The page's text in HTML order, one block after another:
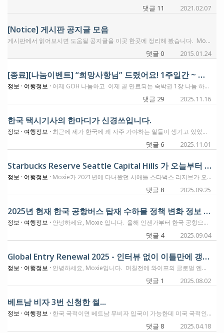
댓글 11 2021.02.07
[Notice] 게시판 공지글 모음
게시판에서 읽어보시면 도움될 공지글을 이곳 한곳에 정리해 봤습니다. Moxie 오픈게시판 이용 주의사항 및 운영방침 회원가입/활동시에 겪으시는 몇가지 애로사항에 대하여~ [꼭 읽어보세요] 크레딧카드 질문/조언 요청 모음글 게시판 사용법 팁 한가지 - 게시글의 정렬순서 업데이트 리스트로 보기 초보자들을 위한 Fly with Moxie 활용하기 초보자들을 위한 Fly with Moxie 활용하기 v2 2021년 Fly With Moxie Update Fly With Moxie에 작성하시는 글에 대한 몇가지 주의사항
댓글 0 2015.01.24
[종료][나눔이벤트] “희망사항님” 드렸어요! 1주일간 ~ 지금부터 11/23일까지! 요이땅!
정보 · 여행정보 · 어제 GOH 나눔하고 이제 곧 만료되는 숙박권 1장 나눔 하려고 합니다! 무려 “1-7 카테고리” 하얏트 숙박권이고요, 만료기간이 12월31일까지라 이왕이면 7 카테고리에 써주셨음 하는 바램입니다. (지금 제가 있는곳은 6 카테고리와 근처에 8 카테고리뿐이라..) 오늘부터 여행후기 올려주시는분들에 한해 11월23일까지의 후기로 Moxie님과 상의해서 보내드리도록 할께요! 유효기간이 12월31일이니까 “꼭 본인이 사용하여햐 하고 후기 또한 꼭 올려주셔야 해요 ;)” 숙박권을 일찍 받아 올리는 “이벤트” 올해 150박 목표였으나 101박에 멈췄어요 ㅠ 내년에는 더블나잇 이벤트 좀 받았으면 하는 바램입니다
댓글 29 2025.11.16
한국 택시기사의 한마디가 신경쓰입니다.
정보 · 여행정보 · 최근에 제가 한국에 꽤 자주 가야하는 일들이 생기고 있었는데요. 미국에서의 시간이 한국에서 자라왔던 시간보다 길어지면서, 그동안 변화해오던 한국의 여러가지에 한국에 갈때마다 적응을 나름 열심히 한다고 하고 있었습니다. 최근에 바뀌던 몇가지가, 한국을 내가 태어난곳이 아닌.... 그냥 전세계 어딘가 여행하는 그런 나라중에 하나로 생각되게 하는것들이 좀 있었는데요. 어제 와이프가 한국에 가면서 택시를 이용하면서 겪었던 일도 그중에 하나라고 생각합니다. (인천공항에서 집으로 가는 과정: 공항버스를 타고서 경기도로 이동해서, 공항버스 정류장에 내리면 기다리는 택시를 타고 집으로 이동) 몇달전 한국 방문시에, 공항버스에 무료로 가져갈 수 있는 가방 갯수에 대해서 뭐가 바뀐것이 있어서 글을 남긴적이 있었습니다. 와이프는 28인치가방(50파운드) 하나와 22인치 가방 하나를 가지고 갔는데요. 이번에 공항버스에서는 추가요금은 받지 않았다고 하는데. (이것도 누구는 받고 누구는 안받고.. 이거 어느장단에 춤을 춰야 하는지 모르겠습니다.) 공항버스 하차후에 택시를 타는데, 택시기사분이 차에 짐 넣는것을 안 도와주셨대요. 그러면서 가는동안 하시는 말씀이... "여행가방을 들고 타는 사람들은 이제 택시 승차를 못할수도 있다" 라고 하셨대요. 짐 넣는것을 도와주는것을 넘어서, 큰 여행가방이 있으면 탑승거부를 할 수도 있다는 건데요. 자차의 손상방지때문에 그렇다고 합니다. 평상시는 카카오택시 앱을 사용하기에, 사용후기를 남길수가 있는데... 공항버스에서 택시를 타는 그 과정에서 그런 앱이 필요없이 바로 보이는 택시를 타기에, 후에 리뷰는 남기거나 그럴수가 없는 상황이였습니다. 그러면 여행가방을 들고 대중교통을 이용하는 사람들은 어떤 방법으로 이동을 해야하나요? 이게 언제부터 이렇게 바뀌고 있는건가요? 아니면, 이날 만났던 기사님만 그렇게 얘기를 하는건지요? 대중교통을 이용하는건데, 누가 누구를 위해서 일을 하는건지요? (저는 실제로 아주 친절하신 택시기사님들을 많이 만나봤던 경험이 있기는 합니다) 많은 부분들이 좋아지고 있다는 한국이지만... 가끔 겪는 "아니... 이런?" 하는것들에 놀라워 할때가 있네요.
댓글 6 2025.11.01
Starbucks Reserve Seattle Capital Hills 가 오늘부터 문을 닫았습니다.
정보 · 여행정보 · Moxie가 2021년에 다녀왔던 시애틀 스타벅스 리저브가 오늘 (9/25)부터 문을 닫았습니다. https://www.businessinsider.com/seattle-capitol-hill-starbucks-reserve-roastery-iconic-store-closing-2025-9 상당히 인상이 깊었던 매장이였는데 아쉽게 되었고요. 그때 갔을때도 이곳의 위치가 조금은 애매한곳에 있다고 생각을 하기는 했습니다. 그때 다녀와서 남겼던 Moxie의 방문리뷰는 아래글에서 보실수 있습니다. Seattle 2021 #2 Pike Place Starbucks(Original Starbucks), 1st Starbucks Reserve Roastery Store Pike Place에 있는 원조 스타벅스 매장은 아직 잘 운영되고 있으니 그곳으로 가보셔요. 감사합니다.
댓글 8 2025.09.25
2025년 현재 한국 공항버스 탑재 수하물 정책 변화 정보 - 25인치미만 수하물 2개까지 무료
정보 · 여행정보 · 안녕하세요, Moxie 입니다. 올해 언젠가부터 한국 공항으로 다니는 공항버스/시외버스에 무료로 가지고 탈 수 있는 수하물 정책이 바뀐듯 합니다. 올해 5월에 한국에 다녀올때 경기도 서현역에서 인천공항으로 가는 버스를 타는 정류장에 있던 이런 공지를 볼 수 있어서 사진으로 찍어왔어요. 언젠가 정보로 남겨야지.. 그러고 사진은 전화기에 가지고 있다가, 어제 뜨레드에서 이 내용으로 이래 저래 말들이 꽤 삼천포로 빠지는것을 목격할 수 있었습니다. 지난 5월 경기도 서현역 공항버스 정류장에서 찍었던 사진인데요. 버스에 탑재하는 수하물의 사이즈를 잘 보셔야 추가금액을 내지 않을수 있어요. 20인치 가방과 골프백 하나는 모두 무료 20인치 가방과 25인치 가방, 이렇게 두개는 무료 28인치 가방이 있으면, 그 가방 하나만 무료. 그 외의 추가 가방은유료 설명이 복잡할 수 있을것 같은데, 25인치 미만의 가방은 2개까지 무료라고 생각하시면 될것 같습니다. 제가 사진을 찍을 당시에는 저기에는 1개당 8천원이라고 써 있는데요. 어제 뜨레드에서는 1개에 1만원을 받았다고 하네요. (저는 21인치와 24인치 하나씩 가져갔기에 돈을 내지는 않았습니다) 이렇게 바뀌어서 초과될때 돈을 내는건 맞고요. 가끔 기사님께서 눈 감아주시는 사례들이 있을수는 있으나.. 그건 그냥 좋은 기사님을 그날 만난것으로 생각해야지, 무료라고 생각하시면 안될것 같습니다. 한국 여행 요즘에 많이들 가시는데, 이것 알고 가셨으면 해요. 공항버스 예약할때에도 안내가 나온다고 하고요. (그런데 저는 거기서 본 기억은 없습니다) 공항터미널에도 아래와 같은 배너가 있다고 하네요. 1일 1소식의 Moxie 였습니다. (이거 큰일날 문구네요. 내일은 무슨 소식을 올리나? )
댓글 4 2025.09.04
Global Entry Renewal 2025 - 인터뷰 없이 이틀만에 갱신 승인
정보 · 여행정보 · 안녕하세요, Moxie입니다. 며칠전에 와이프의 글로벌 엔트리 (Global Entry) 갱신 신청을 하면서 메인 포스팅을 하나 작성한적이 있습니다. Global Entry(GE) Renewal Process with new fees (2025) – 영주권자용 위의 신청을 7월 26일에 했고, status에 언젠가 변화가 오겠지!! 하고 그냥 기다리기로 했었어요. 지난번에도 인터뷰 없이 갱신승인을 받았었는데, 이번에도 그럴지... 만약에 인터뷰를 해야한다고 하면 11월에 들어오면서 EoA를 해야겠구나!!! 그런 생각을 하고 있었는데요. 신청한지 이틀만에 Status에 변화가 생겼다는 이메일을 받았고, 싸이트에 들어가봤더니 위와 같이 변화가 있었습니다. 조만간 기간만료되는 정보가 있던창과 갱신 신청 정보를 보여주던 두개의 창이, 갱신 승인이 되면서 아래 하나의 정보창으로 바뀌었습니다. GE 실물카드는 2주안에 집으로 올것으로 보입니다. 이상 이번 Global Entry 갱신에 대한 업데이트였습니다. 아, 카드 선택 잘못했던 아멕스 플래티넘 카드에는, $120 챠지가 되어있고요. 크레딧은 적용되지 않았습니다. ㅠㅠ
댓글 1 2025.08.02
베트남 비자 3번 신청한 썰...
정보 · 여행정보 · 한국 국적이면 베트남 무비자 입국이 가능한데 미국 국적인 경우 관광 비자가 필요합니다. 비자 신청하면서 실수 저지르고 나서 레딧 찾아보니까 저와 같은 실수 저지른 사람들이 꽤 있길래 별 내용 아니지만 올려봅니다. 우선 베트남 single entry 30일짜리 비자가 25불 합니다. 공식 사이트인 척하면서 중간에 수수료 붙여서 70불씩 받는 곳 많으니 주의하시고요 (공식 사이트가 가짜 사이트처럼 보이는 게 함정). 제가 저지른 첫번째 실수는 Intended length of stay in VietNam에 솔직하게 6일이라고 적은 겁니다. Grant e-Visa valid from __ to __ 란이 따로 있어서 좀 방심했는데, 제 생각에는 베트남 정부가 수수료 수입 올리려고 일부러 비자 신청자들의 실수를 유도한다고 봅니다. 30일 비자니까 당연히 30일짜리를 주겠거니 생각했는데 여행 기간을 6일이라고 적으면 6일짜리 비자 줍니다.... 불행하게도 제가 다낭에서 타는 아시아나 비행기는 6일간의 여행을 마친 날 밤 12시 05분에 출발해서 테크니컬리 여행 기간이 7일이 되므로 비행기 타기 전에 비자가 만료되어 버리는 사태가 벌어지는 거죠. 어이없게 25불을 날리고 다시 비자를 신청해 봅니다. 이번에는 여행 기간을 넉넉하게 15일이라고 적습니다. 근데 며칠 후 비자 신청서에 호텔 주소가 없다면서 다시 고쳐서 내라는 이메일을 받게 됩니다. 숙소 주소를 안쓰고 그냥 Hyatt Regency Danang 이라고만 썼는데 다낭에 하얏트가 하나 더 있는 것도 아니고 굳이 주소를 써야하나 싶어서 호텔 이름만 썼다가 또 당한거죠. 근데 웹사이트에서 수정이 안됩니다. 고치라는데 고칠 수가 없어요... 이메일 보내도 답도 안해줍니다. 결국 세번째로 신청해서 여행 기간도 충분히 길게, 호텔 주소도 자세히 써서 비자 받았다는 슬픈 얘기입니다. 저처럼 베트남 정부 배불리는 의도치 않은 기부 활동을 하게되는 불행한 사태가 발생하지 않도록 다들 주의하시기 바랍니다.
댓글 8 2025.04.18